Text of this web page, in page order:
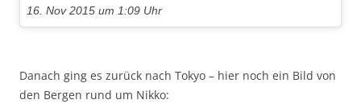
16. Nov 2015 um 1:09 Uhr
Danach ging es zurück nach Tokyo – hier noch ein Bild von
den Bergen rund um Nikko: